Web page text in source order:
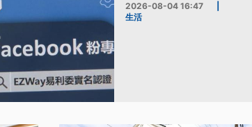
2026-08-04 16:47
生活